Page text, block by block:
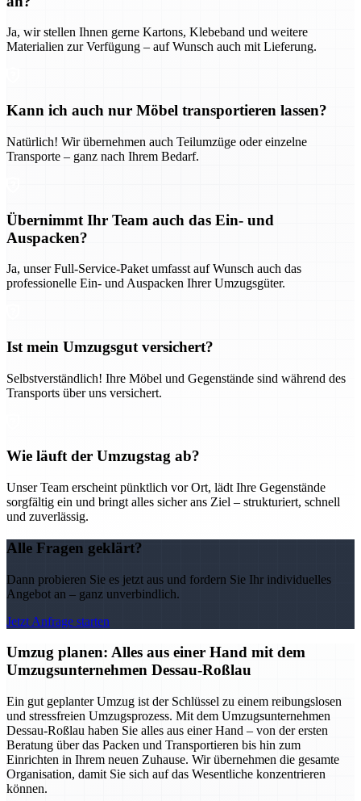
Ja, wir stellen Ihnen gerne Kartons, Klebeband und weitere
Materialien zur Verfügung – auf Wunsch auch mit Lieferung.
Kann ich auch nur Möbel transportieren lassen?
Natürlich! Wir übernehmen auch Teilumzüge oder einzelne
Transporte – ganz nach Ihrem Bedarf.
Übernimmt Ihr Team auch das Ein- und
Auspacken?
Ja, unser Full-Service-Paket umfasst auf Wunsch auch das
professionelle Ein- und Auspacken Ihrer Umzugsgüter.
Ist mein Umzugsgut versichert?
Selbstverständlich! Ihre Möbel und Gegenstände sind während des
Transports über uns versichert.
Wie läuft der Umzugstag ab?
Unser Team erscheint pünktlich vor Ort, lädt Ihre Gegenstände
sorgfältig ein und bringt alles sicher ans Ziel – strukturiert, schnell
und zuverlässig.
Alle Fragen geklärt?
Dann probieren Sie es jetzt aus und fordern Sie Ihr individuelles
Angebot an – ganz unverbindlich.
Jetzt Anfrage starten
Umzug planen: Alles aus einer Hand mit dem
Umzugsunternehmen Dessau-Roßlau
Ein gut geplanter Umzug ist der Schlüssel zu einem reibungslosen
und stressfreien Umzugsprozess. Mit dem Umzugsunternehmen
Dessau-Roßlau haben Sie alles aus einer Hand – von der ersten
Beratung über das Packen und Transportieren bis hin zum
Einrichten in Ihrem neuen Zuhause. Wir übernehmen die gesamte
Organisation, damit Sie sich auf das Wesentliche konzentrieren
können.